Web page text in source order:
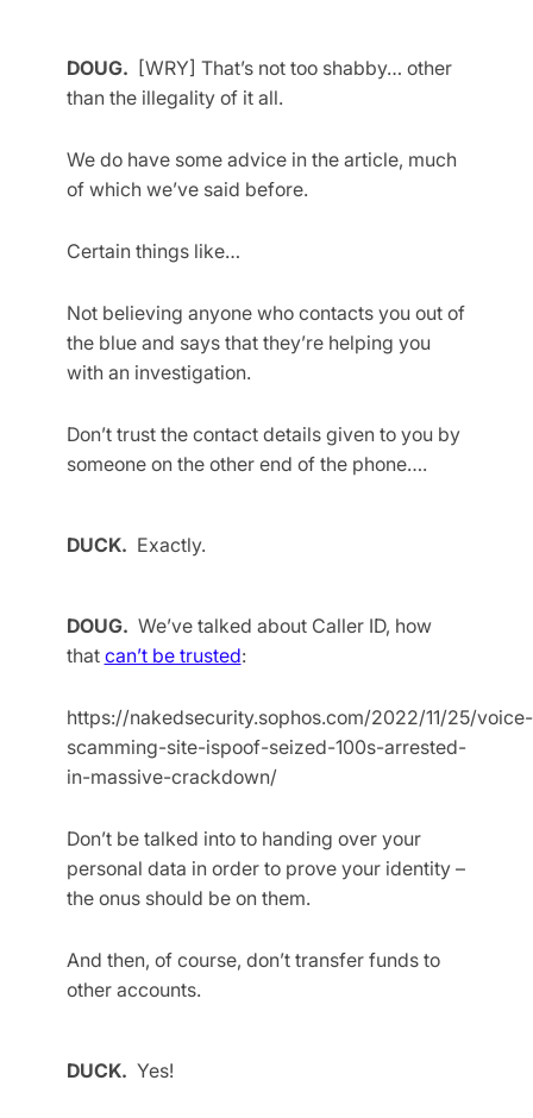
DOUG. [WRY] That’s not too shabby… other
than the illegality of it all.
We do have some advice in the article, much
of which we’ve said before.
Certain things like…
Not believing anyone who contacts you out of
the blue and says that they’re helping you
with an investigation.
Don’t trust the contact details given to you by
someone on the other end of the phone….
DUCK. Exactly.
DOUG. We’ve talked about Caller ID, how
that can’t be trusted:
https://nakedsecurity.sophos.com/2022/11/25/voice-
scamming-site-ispoof-seized-100s-arrested-
in-massive-crackdown/
Don’t be talked into to handing over your
personal data in order to prove your identity –
the onus should be on them.
And then, of course, don’t transfer funds to
other accounts.
DUCK. Yes!